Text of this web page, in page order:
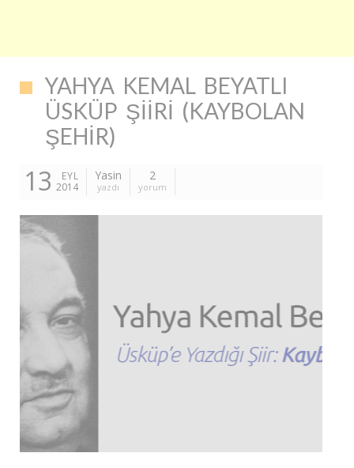
YAHYA KEMAL BEYATLI
ÜSKÜP ŞIIRI (KAYBOLAN
ŞEHIR)
13
EYL
2014
Yasin
yazdı
2
yorum